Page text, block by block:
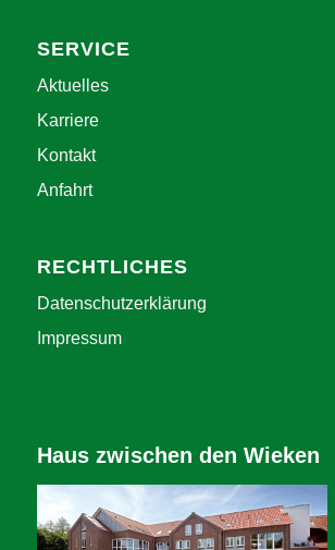
SERVICE
Aktuelles
Karriere
Kontakt
Anfahrt
RECHTLICHES
Datenschutzerklärung
Impressum
Haus zwischen den Wieken